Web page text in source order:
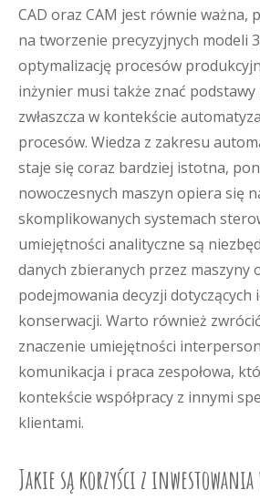
CAD oraz CAM jest równie ważna,
na tworzenie precyzyjnych modeli
optymalizację procesów
inżynier musi także znać
zwłaszcza w kontekście
procesów. Wiedza z zakresu
staje się coraz bardziej istotna,
nowoczesnych maszyn opiera się
skomplikowanych systemach
umiejętności analityczne są
danych zbieranych przez maszyny
podejmowania decyzji dotyczących
konserwacji. Warto również
znaczenie umiejętności
komunikacja i praca zespołowa,
kontekście współpracy z innymi
klientami.
Jakie są korzyści z inwestowania